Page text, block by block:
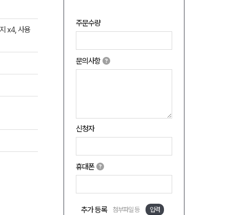
주문수량
문의사항
신청자
휴대폰
추가 등록 첨부파일 등 입력
x4, 사용